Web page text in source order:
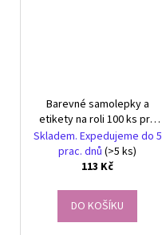
Barevné samolepky a
etikety na roli 100 ks pro
děti - DIY visačky
Skladem. Expedujeme do 5
prac. dnů (>5 ks)
113 Kč
DO KOŠÍKU